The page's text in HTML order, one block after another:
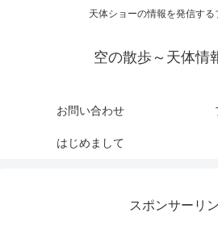
天体ショーの情報を発信する
空の散歩～天体情
お問い合わせ
はじめまして
スポンサーリ